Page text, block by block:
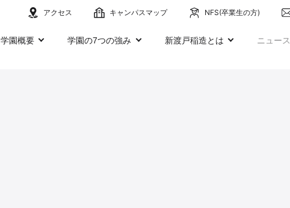
アクセス キャンパスマップ NFS(卒業生の方)
学園概要 学園の7つの強み 新渡戸稲造とは ニュース